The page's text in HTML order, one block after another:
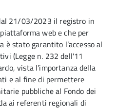
21/03/2023 il registro in
web e che per
è stato garantito l’accesso al
(Legge n. 232 dell'11
vista l’importanza della
e al fine di permettere
pubbliche al Fondo dei
ai referenti regionali di